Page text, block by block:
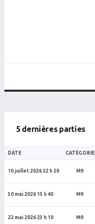
5 dernières parties
DATE CATÉGORIE
10 juillet 2026 22 h 20 M9
30 mai 2026 15 h 40 M9
22 mai 2026 23 h 10 M9